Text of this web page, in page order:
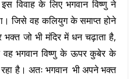
विवाह के लिए भगवान विष्णु ने
जिसे वह कलियुग के समाप्त होने
जो भी मंदिर में धन चढ़ाता है,
वह भगवान विष्णु के ऊपर कुबेर के
है। अतः भगवान भी अपने भक्त